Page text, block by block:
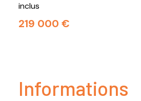
inclus
219 000 €
Informations